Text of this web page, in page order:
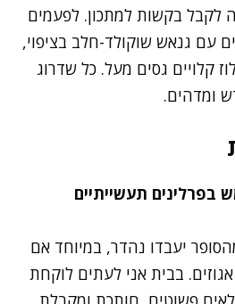
לקבל בקשות למתכון. לפעמים
עם גנאש שוקולד-חלב בציפוי,
קלויים גסים מעל. כל שדרוג
ומדהים.
תעשייתיים
יעבדו נהדר, במיוחד אם
בבית אני לעתים לוקחת